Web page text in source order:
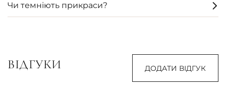
Чи темніють прикраси?
ВІДГУКИ ДОДАТИ ВІДГУК